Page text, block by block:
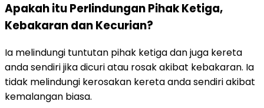
Apakah itu Perlindungan Pihak Ketiga,
Kebakaran dan Kecurian?
Ia melindungi tuntutan pihak ketiga dan juga kereta
anda sendiri jika dicuri atau rosak akibat kebakaran. Ia
tidak melindungi kerosakan kereta anda sendiri akibat
kemalangan biasa.